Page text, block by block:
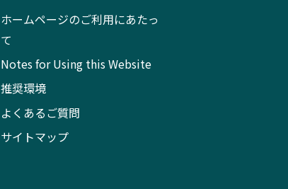
ホームページのご利用にあたっ
て
Notes for Using this Website
推奨環境
よくあるご質問
サイトマップ